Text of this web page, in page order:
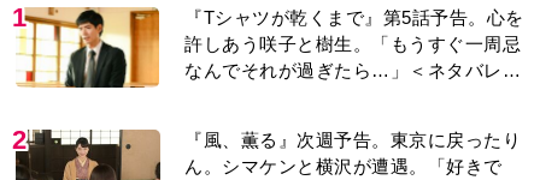
1
『Tシャツが乾くまで』第5話予告。心を
許しあう咲子と樹生。「もうすぐ一周忌
なんでそれが過ぎたら…」＜ネタバレあ
2
『風、薫る』次週予告。東京に戻ったり
ん。シマケンと横沢が遭遇。「好きで